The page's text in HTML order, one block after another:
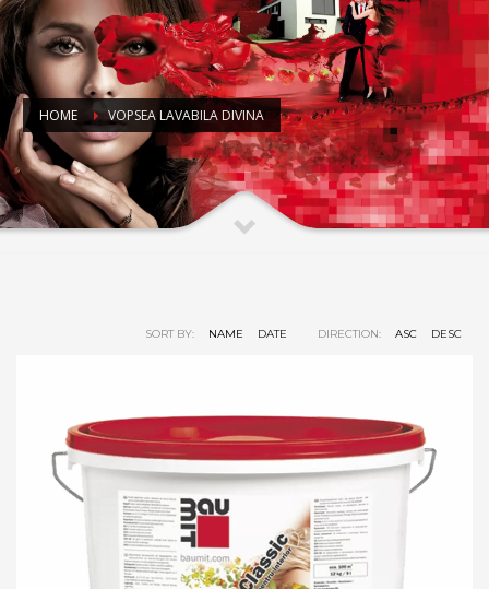
HOME VOPSEA LAVABILA DIVINA
SORT BY: NAME DATE DIRECTION: ASC DESC